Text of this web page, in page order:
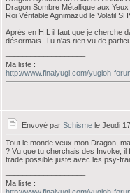
Dragon Sombre Métallique aux
Roi Véritable Agnimazud le Volatil
Après en H.L il faut que je cherche
désormais. Tu n'as rien vu de
Ma liste :
http://www.finalyugi.com/yugioh-
Envoyé par Schisme le Jeudi
Tout le monde veux mon Dragon,
? Vu que tu cherchais des Invoke, il
trade possible juste avec les psy-
Ma liste :